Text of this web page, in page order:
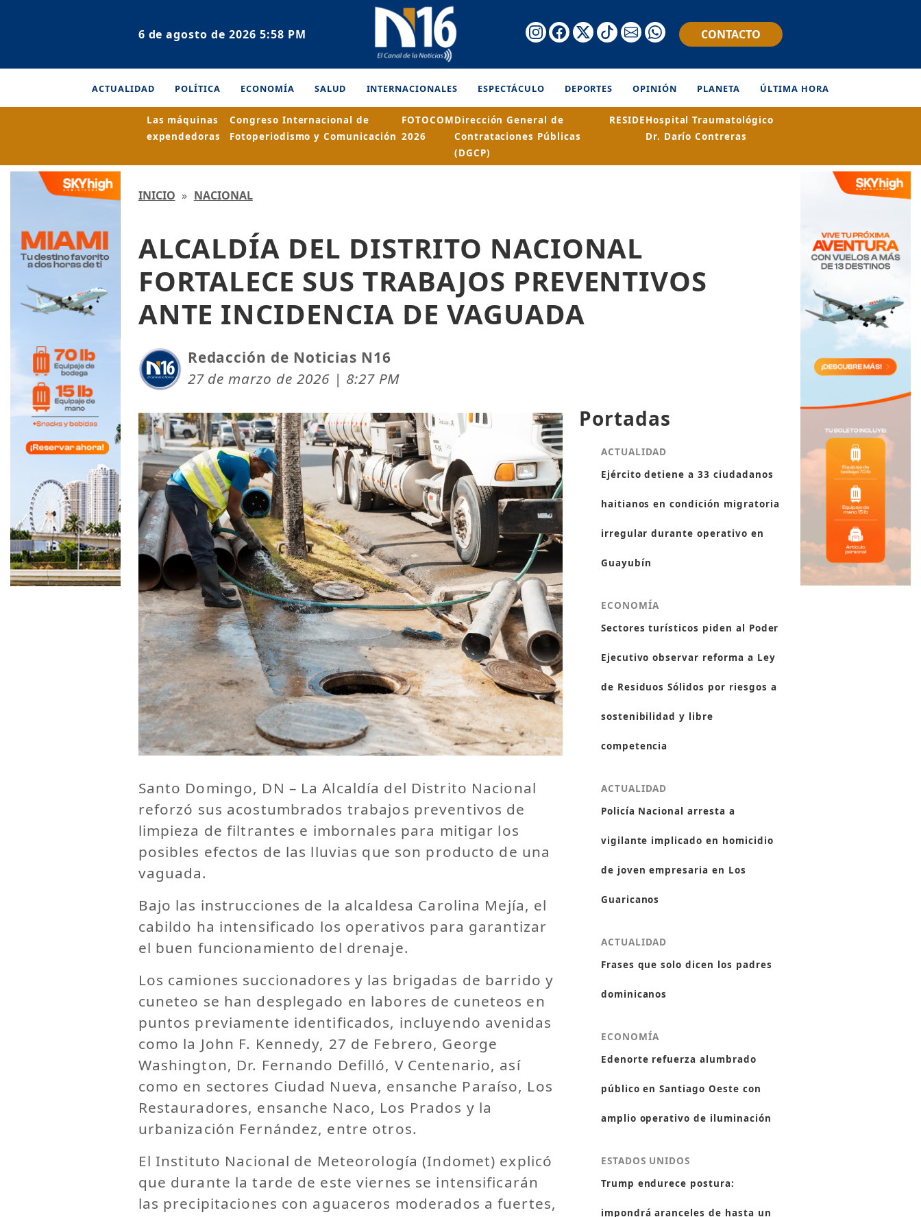
6 de agosto de 2026 5:58 PM CONTACTO
ACTUALIDAD POLÍTICA ECONOMÍA SALUD INTERNACIONALES ESPECTÁCULO DEPORTES OPINIÓN PLANETA ÚLTIMA HORA
Las máquinas
expendedoras
Congreso Internacional de
Fotoperiodismo y Comunicación
FOTOCOM
2026
Dirección General de
Contrataciones Públicas
(DGCP)
RESIDEHospital Traumatológico
Dr. Darío Contreras
INICIO » NACIONAL
ALCALDÍA DEL DISTRITO NACIONAL
FORTALECE SUS TRABAJOS PREVENTIVOS
ANTE INCIDENCIA DE VAGUADA
Redacción de Noticias N16
27 de marzo de 2026 | 8:27 PM
Santo Domingo, DN – La Alcaldía del Distrito Nacional
reforzó sus acostumbrados trabajos preventivos de
limpieza de filtrantes e imbornales para mitigar los
posibles efectos de las lluvias que son producto de una
vaguada.
Bajo las instrucciones de la alcaldesa Carolina Mejía, el
cabildo ha intensificado los operativos para garantizar
el buen funcionamiento del drenaje.
Los camiones succionadores y las brigadas de barrido y
cuneteo se han desplegado en labores de cuneteos en
puntos previamente identificados, incluyendo avenidas
como la John F. Kennedy, 27 de Febrero, George
Washington, Dr. Fernando Defilló, V Centenario, así
como en sectores Ciudad Nueva, ensanche Paraíso, Los
Restauradores, ensanche Naco, Los Prados y la
urbanización Fernández, entre otros.
El Instituto Nacional de Meteorología (Indomet) explicó
que durante la tarde de este viernes se intensificarán
las precipitaciones con aguaceros moderados a fuertes,
Portadas
ACTUALIDAD
Ejército detiene a 33 ciudadanos
haitianos en condición migratoria
irregular durante operativo en
Guayubín
ECONOMÍA
Sectores turísticos piden al Poder
Ejecutivo observar reforma a Ley
de Residuos Sólidos por riesgos a
sostenibilidad y libre
competencia
ACTUALIDAD
Policía Nacional arresta a
vigilante implicado en homicidio
de joven empresaria en Los
Guaricanos
ACTUALIDAD
Frases que solo dicen los padres
dominicanos
ECONOMÍA
Edenorte refuerza alumbrado
público en Santiago Oeste con
amplio operativo de iluminación
ESTADOS UNIDOS
Trump endurece postura:
impondrá aranceles de hasta un